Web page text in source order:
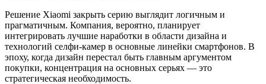
Решение Xiaomi закрыть серию выглядит логичным и
прагматичным. Компания, вероятно, планирует
интегрировать лучшие наработки в области дизайна и
технологий селфи-камер в основные линейки смартфонов. В
эпоху, когда дизайн перестал быть главным аргументом
покупки, концентрация на основных серьях — это
стратегическая необходимость.